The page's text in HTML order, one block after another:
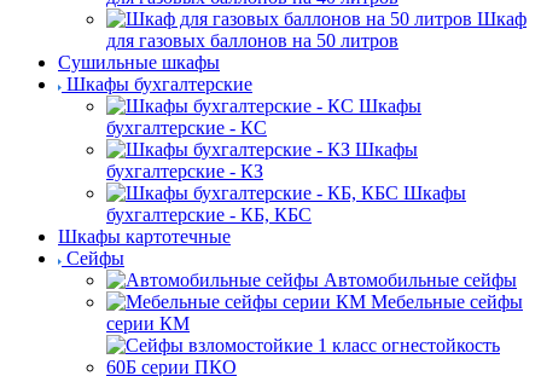
Шкаф
для газовых баллонов на 50 литров
Сушильные шкафы
Шкафы бухгалтерские
Шкафы
бухгалтерские - КС
Шкафы
бухгалтерские - КЗ
Шкафы
бухгалтерские - КБ, КБС
Шкафы картотечные
Сейфы
Автомобильные сейфы
Мебельные сейфы
серии КМ